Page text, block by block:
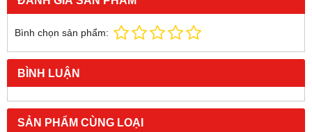
Bình chọn sản phẩm:
BÌNH LUẬN
SẢN PHẨM CÙNG LOẠI